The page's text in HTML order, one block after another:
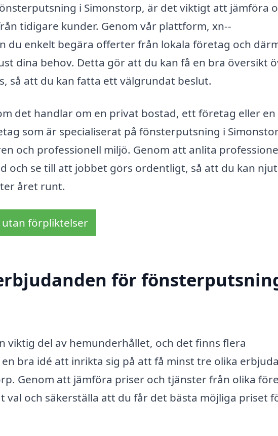
i Simonstorp, är det viktigt att jämföra
tidigare kunder. Genom vår plattform, xn--
du enkelt begära offerter från lokala företag och
dina behov. Detta gör att du kan få en bra översikt
så att du kan fatta ett välgrundat beslut.
det handlar om en privat bostad, ett företag eller en
som är specialiserat på fönsterputsning i
och professionell miljö. Genom att anlita
och se till att jobbet görs ordentligt, så att du kan
året runt.
utan förpliktelser
för
viktig del av hemunderhållet, och det finns flera
bra idé att inrikta sig på att få minst tre olika
Genom att jämföra priser och tjänster från olika
och säkerställa att du får det bästa möjliga priset